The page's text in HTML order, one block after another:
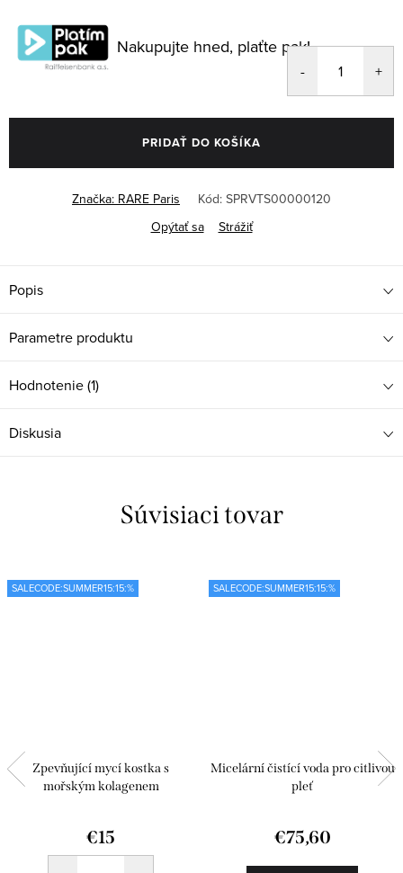
cena:
Nakupujte hned, plaťte pak!
PRIDAŤ DO KOŠÍKA
Značka: RARE Paris Kód: SPRVTS00000120
Opýtať sa
Strážiť
Popis
Parametre produktu
Hodnotenie (1)
Diskusia
Súvisiaci tovar
SALECODE:SUMMER15:15:%
Zpevňující mycí kostka s
mořským kolagenem
€15
SALECODE:SUMMER15:15:%
Micelární čistící voda pro citlivou
pleť
€75,60